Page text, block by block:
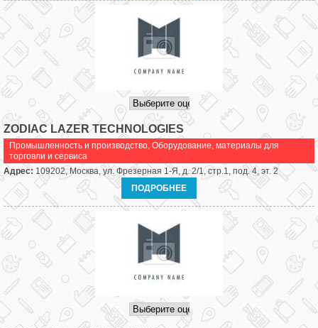
ZODIAC LAZER TECHNOLOGIES
Промышленность и производство, Оборудование, материалы для
торговли и сервиса
Адрес: 109202, Москва, ул. Фрезерная 1-Я, д. 2/1, стр.1, под. 4, эт. 2
ПОДРОБНЕЕ